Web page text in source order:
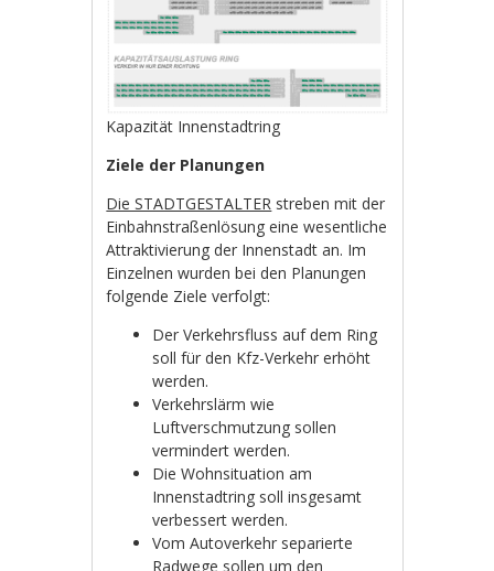
Kapazität Innenstadtring
Ziele der Planungen
Die STADTGESTALTER streben mit der
Einbahnstraßenlösung eine wesentliche
Attraktivierung der Innenstadt an. Im
Einzelnen wurden bei den Planungen
folgende Ziele verfolgt:
Der Verkehrsfluss auf dem Ring
soll für den Kfz-Verkehr erhöht
werden.
Verkehrslärm wie
Luftverschmutzung sollen
vermindert werden.
Die Wohnsituation am
Innenstadtring soll insgesamt
verbessert werden.
Vom Autoverkehr separierte
Radwege sollen um den